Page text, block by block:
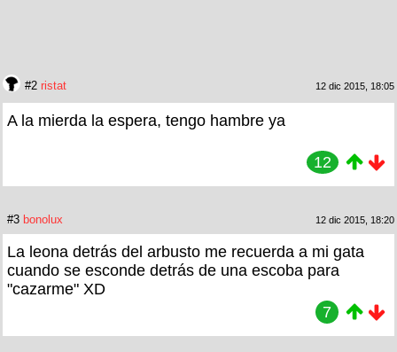
#2 ristat 12 dic 2015, 18:05
A la mierda la espera, tengo hambre ya
12
#3 bonolux 12 dic 2015, 18:20
La leona detrás del arbusto me recuerda a mi gata
cuando se esconde detrás de una escoba para
"cazarme" XD
7